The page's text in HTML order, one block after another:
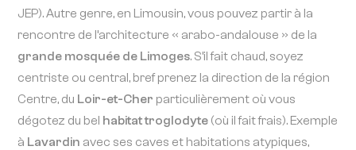
JEP). Autre genre, en Limousin, vous pouvez partir à la
rencontre de l’architecture « arabo-andalouse » de la
grande mosquée de Limoges. S’il fait chaud, soyez
centriste ou central, bref prenez la direction de la région
Centre, du Loir-et-Cher particulièrement où vous
dégotez du bel habitat troglodyte (où il fait frais). Exemple
à Lavardin avec ses caves et habitations atypiques,